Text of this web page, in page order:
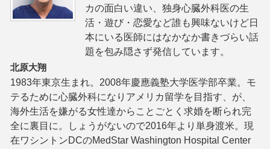
カの面白い違い、独身心臓外科医の生
活・遊び・恋愛など誰も興味ないけど日
本にいる医師にはなかなか書きづらい話
題を包み隠さず発信しています。
北原大翔
1983年東京生まれ。2008年慶應義塾大学医学部卒業。モ
テるために心臓外科になりアメリカ留学を目指す、が、
海外生活を嫌がる女性達からことごとく求婚を断られ完
全に裏目に。しょうがないので2016年より単身渡米。現
在ワシントンDCのMedStar Washington Hospital Center